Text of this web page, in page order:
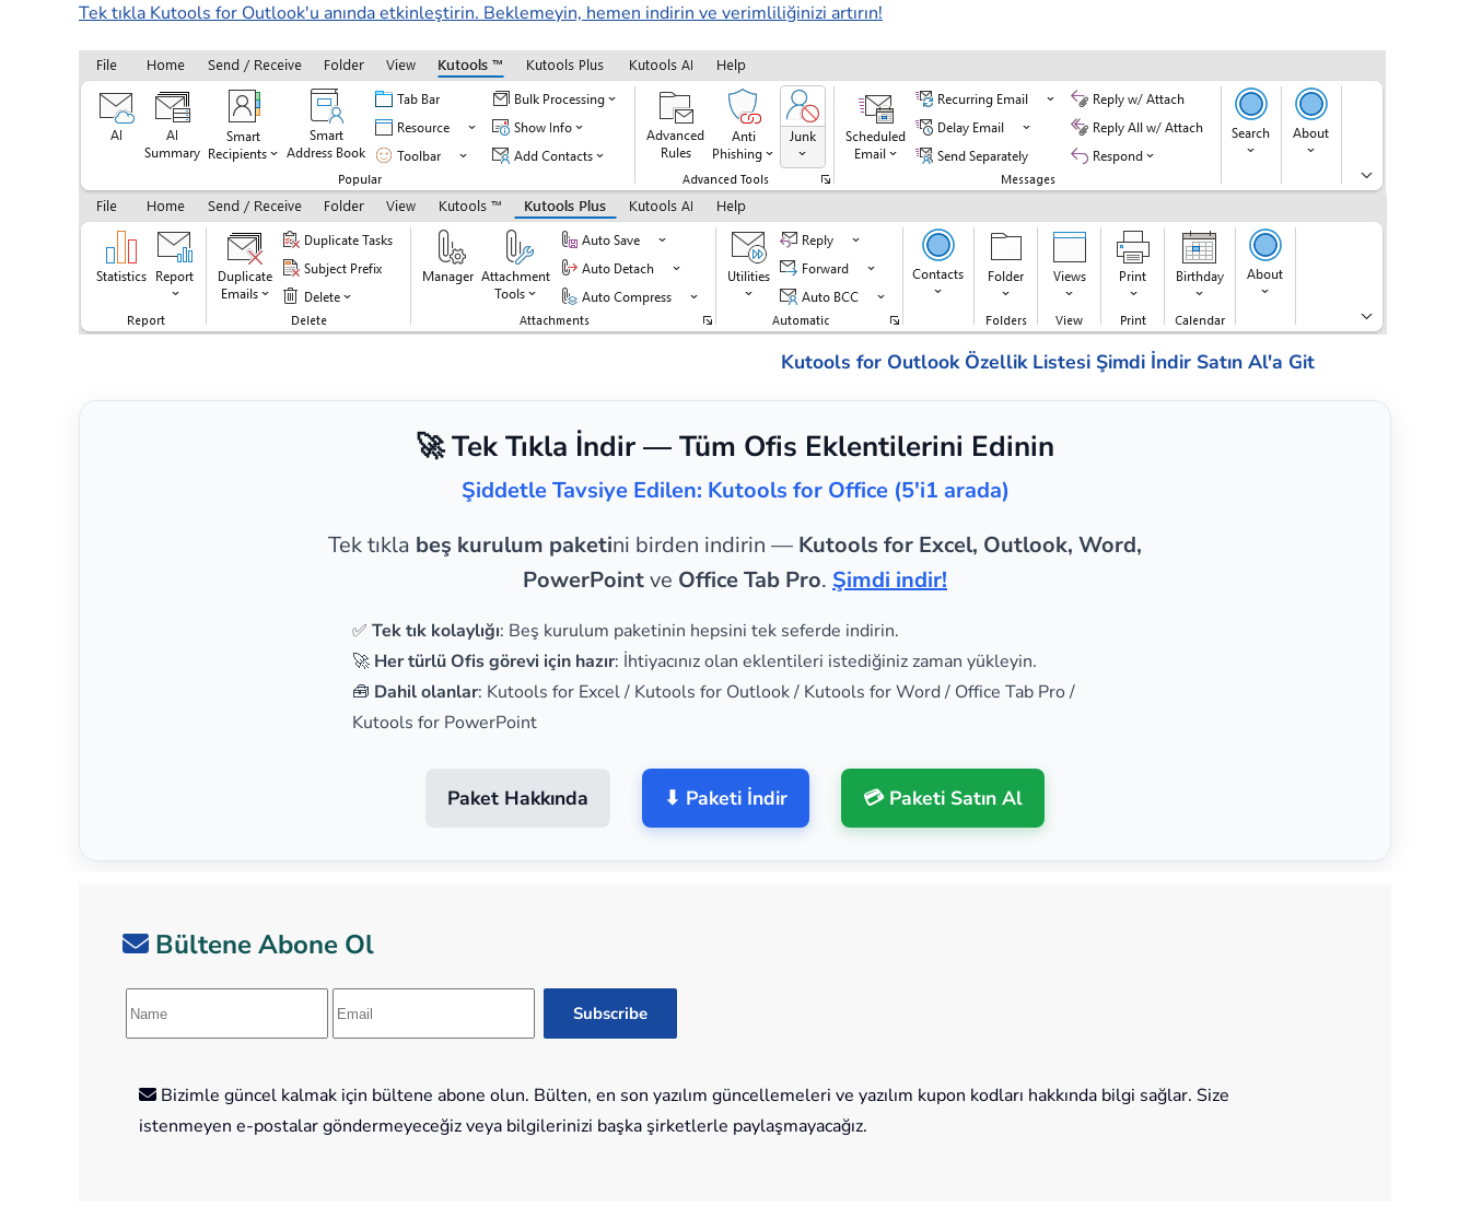
Tek tıkla Kutools for Outlook'u anında etkinleştirin. Beklemeyin, hemen indirin ve verimliliğinizi artırın!
Kutools for Outlook Özellik Listesi Şimdi İndir Satın Al'a Git
🚀 Tek Tıkla İndir — Tüm Ofis Eklentilerini Edinin
Şiddetle Tavsiye Edilen: Kutools for Office (5'i1 arada)
Tek tıkla beş kurulum paketini birden indirin — Kutools for Excel, Outlook, Word,
PowerPointve Office Tab Pro. Şimdi indir!
✅ Tek tık kolaylığı: Beş kurulum paketinin hepsini tek seferde indirin.
🚀 Her türlü Ofis görevi için hazır: İhtiyacınız olan eklentileri istediğiniz zaman yükleyin.
🧰 Dahil olanlar: Kutools for Excel / Kutools for Outlook / Kutools for Word / Office Tab Pro /
Kutools for PowerPoint
Paket Hakkında ⬇ Paketi İndir 💳 Paketi Satın Al
Bültene Abone Ol
Bizimle güncel kalmak için bültene abone olun. Bülten, en son yazılım güncellemeleri ve yazılım kupon kodları hakkında bilgi sağlar. Size
istenmeyen e-postalar göndermeyeceğiz veya bilgilerinizi başka şirketlerle paylaşmayacağız.